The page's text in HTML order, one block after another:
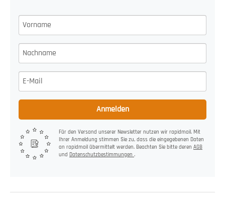
Anmelden
Für den Versand unserer Newsletter nutzen wir rapidmail. Mit
Ihrer Anmeldung stimmen Sie zu, dass die eingegebenen Daten
an rapidmail übermittelt werden. Beachten Sie bitte deren AGB
und Datenschutzbestimmungen .